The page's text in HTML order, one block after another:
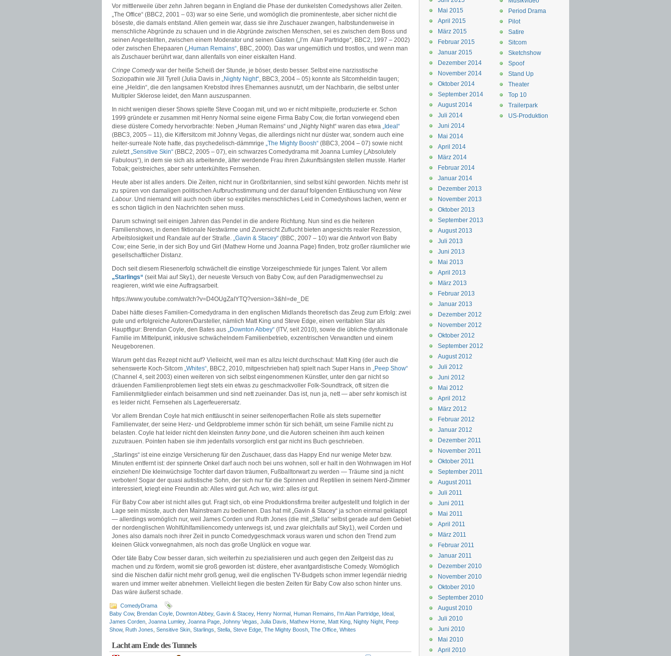
Vor mittlerweile über zehn Jahren begann in England die Phase der dunkelsten Comedyshows aller Zeiten.
„The Office“ (BBC2, 2001 – 03) war so eine Serie, und womöglich die prominenteste, aber sicher nicht die
böseste, die damals entstand. Allen gemein war, dass sie ihre Zuschauer zwangen, halbstundenweise in
menschliche Abgründe zu schauen und in die Abgründe zwischen Menschen, sei es zwischen dem Boss und
seinen Angestellten, zwischen einem Moderator und seinen Gästen („I’m Alan Partridge“, BBC2, 1997 – 2002)
oder zwischen Ehepaaren („Human Remains“, BBC, 2000). Das war ungemütlich und trostlos, und wenn man
als Zuschauer berührt war, dann allenfalls von einer eiskalten Hand.
Cringe Comedywar der heiße Scheiß der Stunde, je böser, desto besser. Selbst eine narzisstische
Soziopathin wie Jill Tyrell (Julia Davis in „Nighty Night“, BBC3, 2004 – 05) konnte als Sitcomheldin taugen;
eine „Heldin“, die den langsamen Krebstod ihres Ehemannes ausnutzt, um der Nachbarin, die selbst unter
Multipler Sklerose leidet, den Mann auszuspannen.
In nicht wenigen dieser Shows spielte Steve Coogan mit, und wo er nicht mitspielte, produzierte er. Schon
1999 gründete er zusammen mit Henry Normal seine eigene Firma Baby Cow, die fortan vorwiegend eben
diese düstere Comedy hervorbrachte: Neben „Human Remains“ und „Nighty Night“ waren das etwa „Ideal“
(BBC3, 2005 – 11), die Kiffersitcom mit Johnny Vegas, die allerdings nicht nur düster war, sondern auch eine
heiter-surreale Note hatte, das psychedelisch-dämmrige „The Mighty Boosh“ (BBC3, 2004 – 07) sowie nicht
zuletzt„Sensitive Skin“ (BBC2, 2005 – 07), ein schwarzes Comedydrama mit Joanna Lumley („Absolutely
Fabulous“), in dem sie sich als arbeitende, älter werdende Frau ihren Zukunftsängsten stellen musste. Harter
Tobak; geistreiches, aber sehr unterkühltes Fernsehen.
Heute aber ist alles anders. Die Zeiten, nicht nur in Großbritannien, sind selbst kühl geworden. Nichts mehr ist
zu spüren von damaligen politischen Aufbruchsstimmung und der darauf folgenden Enttäuschung von New
Labour. Und niemand will auch noch über so explizites menschliches Leid in Comedyshows lachen, wenn er
es schon täglich in den Nachrichten sehen muss.
Darum schwingt seit einigen Jahren das Pendel in die andere Richtung. Nun sind es die heiteren
Familienshows, in denen fiktionale Nestwärme und Zuversicht Zuflucht bieten angesichts realer Rezession,
Arbeitslosigkeit und Randale auf der Straße. „Gavin & Stacey“ (BBC, 2007 – 10) war die Antwort von Baby
Cow; eine Serie, in der sich Boy und Girl (Mathew Horne und Joanna Page) finden, trotz großer räumlicher wie
gesellschaftlicher Distanz.
Doch seit diesem Riesenerfolg schwächelt die einstige Vorzeigeschmiede für junges Talent. Vor allem
„Starlings“ (seit Mai auf Sky1), der neueste Versuch von Baby Cow, auf den Paradigmenwechsel zu
reagieren, wirkt wie eine Auftragsarbeit.
https://www.youtube.com/watch?v=D4OUgZaIYTQ?version=3&hl=de_DE
Dabei hätte dieses Familien-Comedydrama in den englischen Midlands theoretisch das Zeug zum Erfolg: zwei
gute und erfolgreiche Autoren/Darsteller, nämlich Matt King und Steve Edge, einen veritablen Star als
Hauptfigur: Brendan Coyle, den Bates aus „Downton Abbey“ (ITV, seit 2010), sowie die übliche dysfunktionale
Familie im Mittelpunkt, inklusive schwächelndem Familienbetrieb, exzentrischen Verwandten und einem
Neugeborenen.
Warum geht das Rezept nicht auf? Vielleicht, weil man es allzu leicht durchschaut: Matt King (der auch die
sehenswerte Koch-Sitcom „Whites“, BBC2, 2010, mitgeschrieben hat) spielt nach Super Hans in „Peep Show“
(Channel 4, seit 2003) einen weiteren von sich selbst eingenommenen Künstler, unter den gar nicht so
dräuenden Familienproblemen liegt stets ein etwas zu geschmackvoller Folk-Soundtrack, oft sitzen die
Familienmitglieder einfach beisammen und sind nett zueinander. Das ist, nun ja, nett — aber sehr komisch ist
es leider nicht. Fernsehen als Lagerfeuerersatz.
Vor allem Brendan Coyle hat mich enttäuscht in seiner seifenoperflachen Rolle als stets supernetter
Familienvater, der seine Herz- und Geldprobleme immer schön für sich behält, um seine Familie nicht zu
belasten. Coyle hat leider nicht den kleinsten funny bone, und die Autoren scheinen ihm auch keinen
zuzutrauen. Pointen haben sie ihm jedenfalls vorsorglich erst gar nicht ins Buch geschrieben.
„Starlings“ ist eine einzige Versicherung für den Zuschauer, dass das Happy End nur wenige Meter bzw.
Minuten entfernt ist: der spinnerte Onkel darf auch noch bei uns wohnen, soll er halt in den Wohnwagen im Hof
einziehen! Die kleinwüchsige Tochter darf davon träumen, Fußballtorwart zu werden — Träume sind ja nicht
verboten! Sogar der quasi autistische Sohn, der sich nur für die Spinnen und Reptilien in seinem Nerd-Zimmer
interessiert, kriegt eine Freundin ab: Alles wird gut. Ach wo, wird: alles istgut.
Für Baby Cow aber ist nicht alles gut. Fragt sich, ob eine Produktionsfirma breiter aufgestellt und folglich in der
Lage sein müsste, auch den Mainstream zu bedienen. Das hat mit „Gavin & Stacey“ ja schon einmal geklappt
— allerdings womöglich nur, weil James Corden und Ruth Jones (die mit „Stella“ selbst gerade auf dem Gebiet
der nordenglischen Wohlfühlfamiliencomedy unterwegs ist, und zwar gleichfalls auf Sky1), weil Corden und
Jones also damals noch ihrer Zeit in puncto Comedygeschmack voraus waren und schon den Trend zum
kleinen Glück vorwegnahmen, als noch das große Unglück en vogue war.
Oder täte Baby Cow besser daran, sich weiterhin zu spezialisieren und auch gegen den Zeitgeist das zu
machen und zu fördern, womit sie groß geworden ist: düstere, eher avantgardistische Comedy. Womöglich
sind die Nischen dafür nicht mehr groß genug, weil die englischen TV-Budgets schon immer legendär niedrig
waren und immer weiter abnehmen. Vielleicht liegen die besten Zeiten für Baby Cow also schon hinter uns.
Das wäre äußerst schade.
ComedyDrama
Baby Cow, Brendan Coyle Downton Abbey, Gavin & Stacey, Henry Normal Human Remains I'm Alan Partridge Ideal
James Corden Joanna Lumley, Joanna Page Johnny Vegas Julia Davis Mathew Horne Matt King Nighty Night Peep
Show, Ruth Jones Sensitive Skin Starlings Stella Steve Edge The Mighty Boosh The Office Whites
Lacht am Ende des Tunnels
Period Drama
Pilot
Satire
Sitcom
Sketchshow
Spoof
Stand Up
Theater
Top 10
Trailerpark
US-Produktion
Mai 2015
April 2015
März 2015
Februar 2015
Januar 2015
Dezember 2014
November 2014
Oktober 2014
September 2014
August 2014
Juli 2014
Juni 2014
Mai 2014
April 2014
März 2014
Februar 2014
Januar 2014
Dezember 2013
November 2013
Oktober 2013
September 2013
August 2013
Juli 2013
Juni 2013
Mai 2013
April 2013
März 2013
Februar 2013
Januar 2013
Dezember 2012
November 2012
Oktober 2012
September 2012
August 2012
Juli 2012
Juni 2012
Mai 2012
April 2012
März 2012
Februar 2012
Januar 2012
Dezember 2011
November 2011
Oktober 2011
September 2011
August 2011
Juli 2011
Juni 2011
Mai 2011
April 2011
März 2011
Februar 2011
Januar 2011
Dezember 2010
November 2010
Oktober 2010
September 2010
August 2010
Juli 2010
Juni 2010
Mai 2010
April 2010